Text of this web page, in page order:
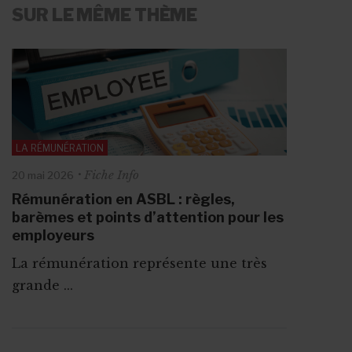
SUR LE MÊME THÈME
LA RÉMUNÉRATION
20 mai 2026 Fiche Info
Rémunération en ASBL : règles,
barèmes et points d’attention pour les
employeurs
La rémunération représente une très
grande ...